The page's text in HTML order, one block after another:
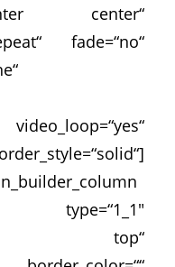
center“
fade=“no“
video_loop=“yes“
top“